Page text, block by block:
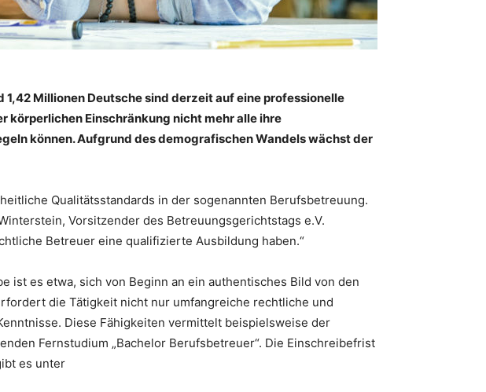
Millionen Deutsche sind derzeit auf eine professionelle
körperlichen Einschränkung nicht mehr alle ihre
können. Aufgrund des demografischen Wandels wächst der
Qualitätsstandards in der sogenannten Berufsbetreuung.
Vorsitzender des Betreuungsgerichtstags e.V.
Betreuer eine qualifizierte Ausbildung haben.“
es etwa, sich von Beginn an ein authentisches Bild von den
die Tätigkeit nicht nur umfangreiche rechtliche und
Diese Fähigkeiten vermittelt beispielsweise der
Fernstudium „Bachelor Berufsbetreuer“. Die Einschreibefrist
es unter